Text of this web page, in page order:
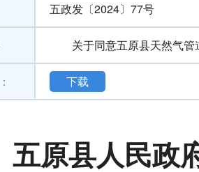
五政发〔2024〕77号
关于同意五原县天然气
下载
五原县人民政